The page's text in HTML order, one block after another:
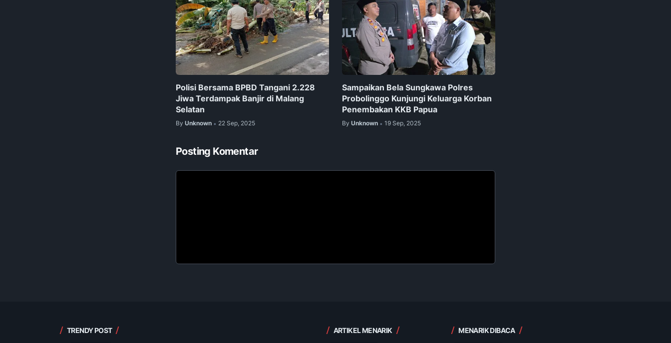
Polisi Bersama BPBD Tangani 2.228
Jiwa Terdampak Banjir di Malang
Selatan
By Unknown • 22 Sep, 2025
Sampaikan Bela Sungkawa Polres
Probolinggo Kunjungi Keluarga Korban
Penembakan KKB Papua
By Unknown • 19 Sep, 2025
Posting Komentar
TRENDY POST ARTIKEL MENARIK MENARIK DIBACA